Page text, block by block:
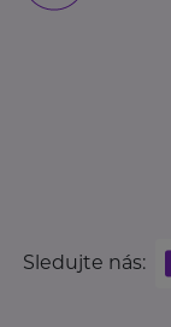
Sledujte nás: